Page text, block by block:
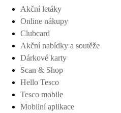
Akční letáky
Online nákupy
Clubcard
Akční nabídky a soutěže
Dárkové karty
Scan & Shop
Hello Tesco
Tesco mobile
Mobilní aplikace